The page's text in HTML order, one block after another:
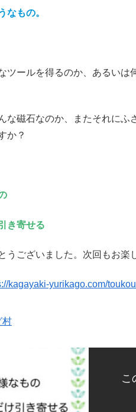
もの。
ツールを得るのか、あるいは
な磁石なのか、またそれにふ
か？
き寄せる
うございました。次回もお楽
kagayaki-yurikago.com/
村
こ